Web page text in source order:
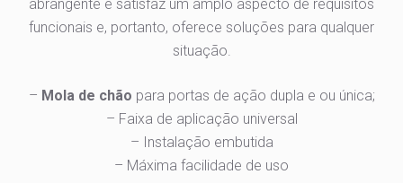
abrangente e satisfaz um amplo aspecto de requisitos
funcionais e, portanto, oferece soluções para qualquer
situação.
– Mola de chão para portas de ação dupla e ou única;
– Faixa de aplicação universal
– Instalação embutida
– Máxima facilidade de uso